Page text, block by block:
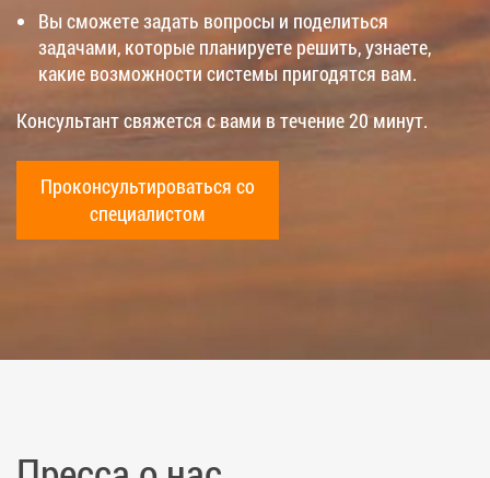
Вы сможете задать вопросы и поделиться
задачами, которые планируете решить, узнаете,
какие возможности системы пригодятся вам.
Консультант свяжется с вами в течение 20 минут.
Проконсультироваться со
специалистом